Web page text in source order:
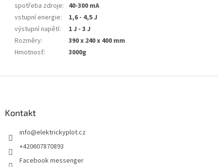
spotřeba zdroje: 40-300 mA
vstupní energie:
1,6 - 4,5 J
výstupní napětí:
1 J - 3 J
Rozměry:
390 x 240 x 400 mm
Hmotnosť: 3000g
Kontakt
info@elektrickyplot.cz
+420607870893
Facebook messenger